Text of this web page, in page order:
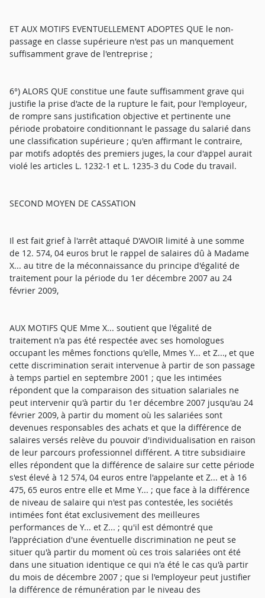
ET AUX MOTIFS EVENTUELLEMENT ADOPTES QUE le non-
passage en classe supérieure n'est pas un manquement
suffisamment grave de l'entreprise ;
6°) ALORS QUE constitue une faute suffisamment grave qui
justifie la prise d'acte de la rupture le fait, pour l'employeur,
de rompre sans justification objective et pertinente une
période probatoire conditionnant le passage du salarié dans
une classification supérieure ; qu'en affirmant le contraire,
par motifs adoptés des premiers juges, la cour d'appel aurait
violé les articles L. 1232-1 et L. 1235-3 du Code du travail.
SECOND MOYEN DE CASSATION
Il est fait grief à l'arrêt attaqué D'AVOIR limité à une somme
de 12. 574, 04 euros brut le rappel de salaires dû à Madame
X... au titre de la méconnaissance du principe d'égalité de
traitement pour la période du 1er décembre 2007 au 24
février 2009,
AUX MOTIFS QUE Mme X... soutient que l'égalité de
traitement n'a pas été respectée avec ses homologues
occupant les mêmes fonctions qu'elle, Mmes Y... et Z..., et que
cette discrimination serait intervenue à partir de son passage
à temps partiel en septembre 2001 ; que les intimées
répondent que la comparaison des situation salariales ne
peut intervenir qu'à partir du 1er décembre 2007 jusqu'au 24
février 2009, à partir du moment où les salariées sont
devenues responsables des achats et que la différence de
salaires versés relève du pouvoir d'individualisation en raison
de leur parcours professionnel différent. A titre subsidiaire
elles répondent que la différence de salaire sur cette période
s'est élevé à 12 574, 04 euros entre l'appelante et Z... et à 16
475, 65 euros entre elle et Mme Y... ; que face à la différence
de niveau de salaire qui n'est pas contestée, les sociétés
intimées font état exclusivement des meilleures
performances de Y... et Z... ; qu'il est démontré que
l'appréciation d'une éventuelle discrimination ne peut se
situer qu'à partir du moment où ces trois salariées ont été
dans une situation identique ce qui n'a été le cas qu'à partir
du mois de décembre 2007 ; que si l'employeur peut justifier
la différence de rémunération par le niveau des